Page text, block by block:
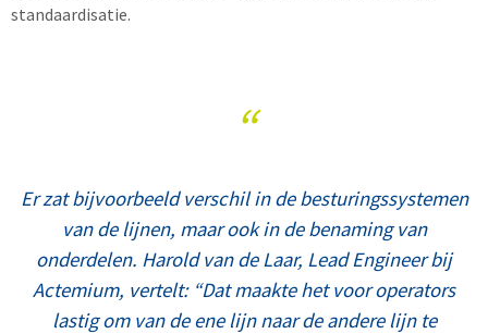
standaardisatie.
“
Er zat bijvoorbeeld verschil in de besturingssystemen
van de lijnen, maar ook in de benaming van
onderdelen. Harold van de Laar, Lead Engineer bij
Actemium, vertelt: “Dat maakte het voor operators
lastig om van de ene lijn naar de andere lijn te